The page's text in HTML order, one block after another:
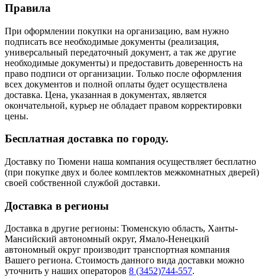
Правила
При оформлении покупки на организацию, вам нужно
подписать все необходимые документы (реализация,
универсальный передаточный документ, а так же другие
необходимые документы) и предоставить доверенность на
право подписи от организации. Только после оформления
всех документов и полной оплаты будет осуществлена
доставка. Цена, указанная в документах, является
окончательной, курьер не обладает правом корректировки
цены.
Бесплатная доставка по городу.
Доставку по Тюмени наша компания осуществляет бесплатно
(при покупке двух и более комплектов межкомнатных дверей)
своей собственной службой доставки.
Доставка в регионы
Доставка в другие регионы: Тюменскую область, Ханты-
Мансийский автономный округ, Ямало-Ненецкий
автономный округ производит транспортная компания
Вашего региона. Стоимость данного вида доставки можно
уточнить у наших операторов 8 (3452)744-557.